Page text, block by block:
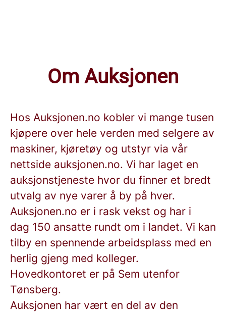
Om Auksjonen
Hos Auksjonen.no kobler vi mange tusen
kjøpere over hele verden med selgere av
maskiner, kjøretøy og utstyr via vår
nettside auksjonen.no. Vi har laget en
auksjonstjeneste hvor du finner et bredt
utvalg av nye varer å by på hver.
Auksjonen.no er i rask vekst og har i
dag 150 ansatte rundt om i landet. Vi kan
tilby en spennende arbeidsplass med en
herlig gjeng med kolleger.
Hovedkontoret er på Sem utenfor
Tønsberg.
Auksjonen har vært en del av den